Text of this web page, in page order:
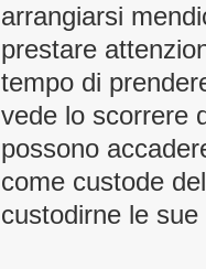
arrangiarsi
prestare
tempo di
vede lo scorrere
possono
come custode
custodirne le